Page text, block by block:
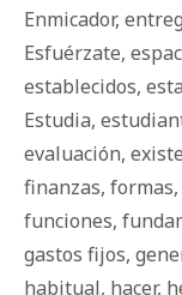
Enmicador,
Esfuérzate,
establecidos,
Estudia,
evaluación,
finanzas, formas,
funciones,
gastos fijos,
habitual, hacer,